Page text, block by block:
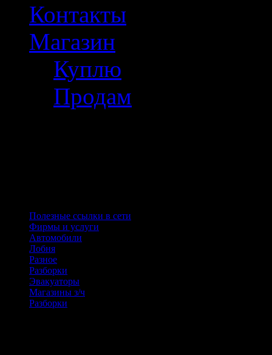
Контакты
Магазин
Куплю
Продам
Полезные ссылки в сети
Фирмы и услуги
Автомобили
Лобня
Разное
Разборки
Эвакуаторы
Магазины з/ч
Разборки